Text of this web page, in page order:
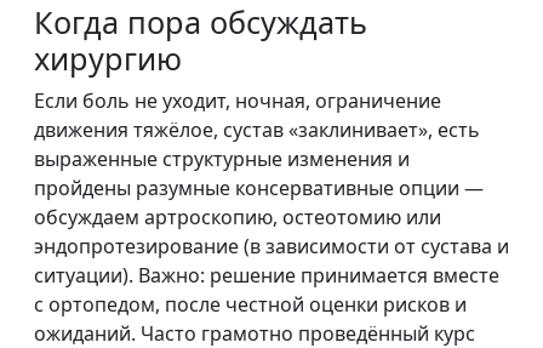
Когда пора обсуждать
хирургию
Если боль не уходит, ночная, ограничение
движения тяжёлое, сустав «заклинивает», есть
выраженные структурные изменения и
пройдены разумные консервативные опции —
обсуждаем артроскопию, остеотомию или
эндопротезирование (в зависимости от сустава и
ситуации). Важно: решение принимается вместе
с ортопедом, после честной оценки рисков и
ожиданий. Часто грамотно проведённый курс